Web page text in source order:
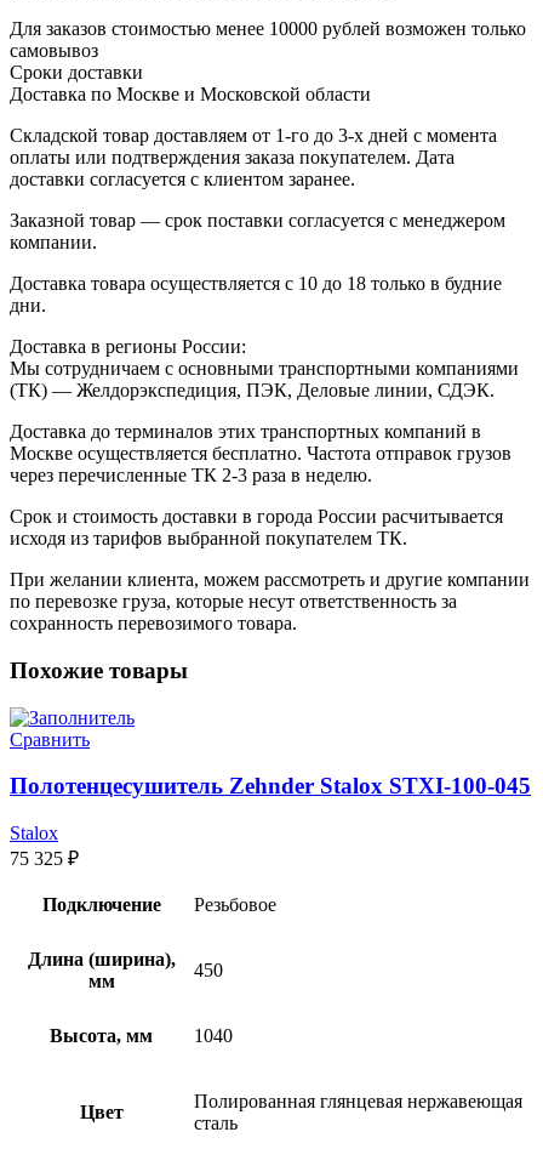
Для заказов стоимостью менее 10000 рублей возможен только
самовывоз
Сроки доставки
Доставка по Москве и Московской области
Складской товар доставляем от 1-го до 3-х дней с момента
оплаты или подтверждения заказа покупателем. Дата
доставки согласуется с клиентом заранее.
Заказной товар — срок поставки согласуется с менеджером
компании.
Доставка товара осуществляется с 10 до 18 только в будние
дни.
Доставка в регионы России:
Мы сотрудничаем с основными транспортными компаниями
(ТК) — Желдорэкспедиция, ПЭК, Деловые линии, СДЭК.
Доставка до терминалов этих транспортных компаний в
Москве осуществляется бесплатно. Частота отправок грузов
через перечисленные ТК 2-3 раза в неделю.
Срок и стоимость доставки в города России расчитывается
исходя из тарифов выбранной покупателем ТК.
При желании клиента, можем рассмотреть и другие компании
по перевозке груза, которые несут ответственность за
сохранность перевозимого товара.
Похожие товары
Сравнить
Полотенцесушитель Zehnder Stalox STXI-100-045
Stalox
75 325 ₽
Подключение Резьбовое
Длина (ширина),
мм
450
Высота, мм 1040
Цвет
Полированная глянцевая нержавеющая
сталь